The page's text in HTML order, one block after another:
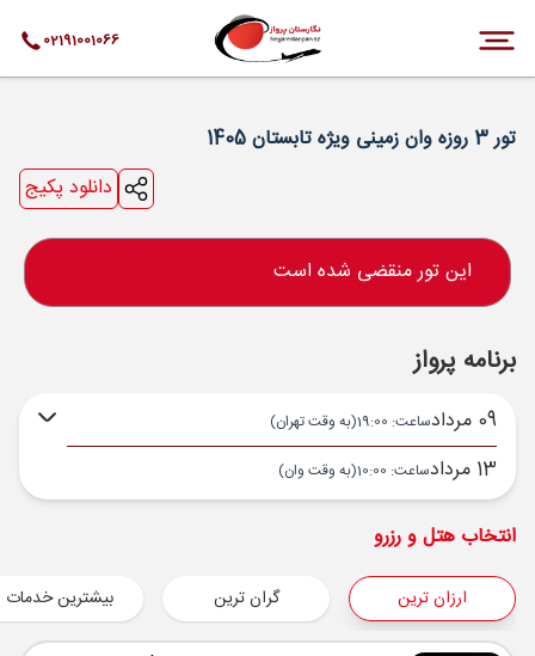
02191001066
تور 3 روزه وان زمینی ویژه تابستان 1405
دانلود پکیج
این تور منقضی شده است
برنامه پرواز
09 مرداد ساعت: 19:00 (به وقت تهران)
13 مرداد ساعت: 10:00 (به وقت وان)
شروع سفر
نوع سفر :زمینی VIP
ساعت حرکت :19:00 مدت سفر :13:00
انتخاب هتل و رزرو
ارزان ترین گران ترین بیشترین خدمات